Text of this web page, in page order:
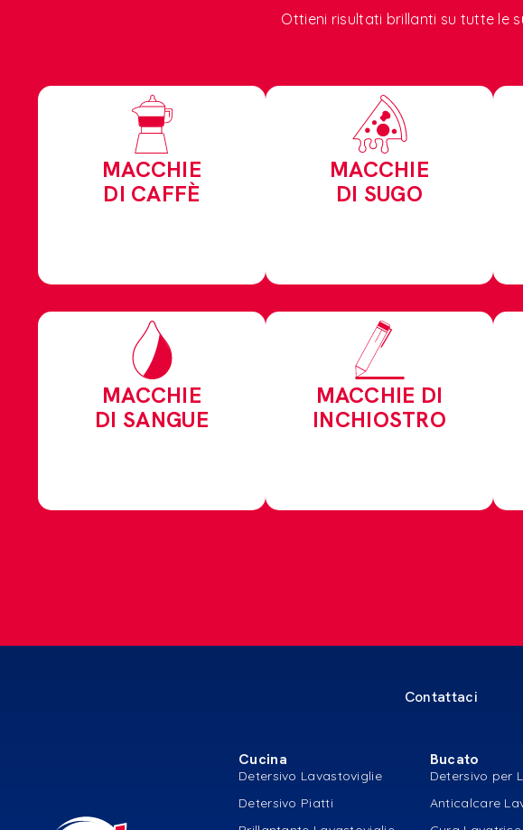
Ottieni risultati brillanti su tutte le
MACCHIE
DI CAFFÈ
MACCHIE
DI SUGO
MACCHIE
DI SANGUE
MACCHIE DI
INCHIOSTRO
Contattaci
Cucina
Detersivo Lavastoviglie
Detersivo Piatti
Bucato
Detersivo per
Anticalcare